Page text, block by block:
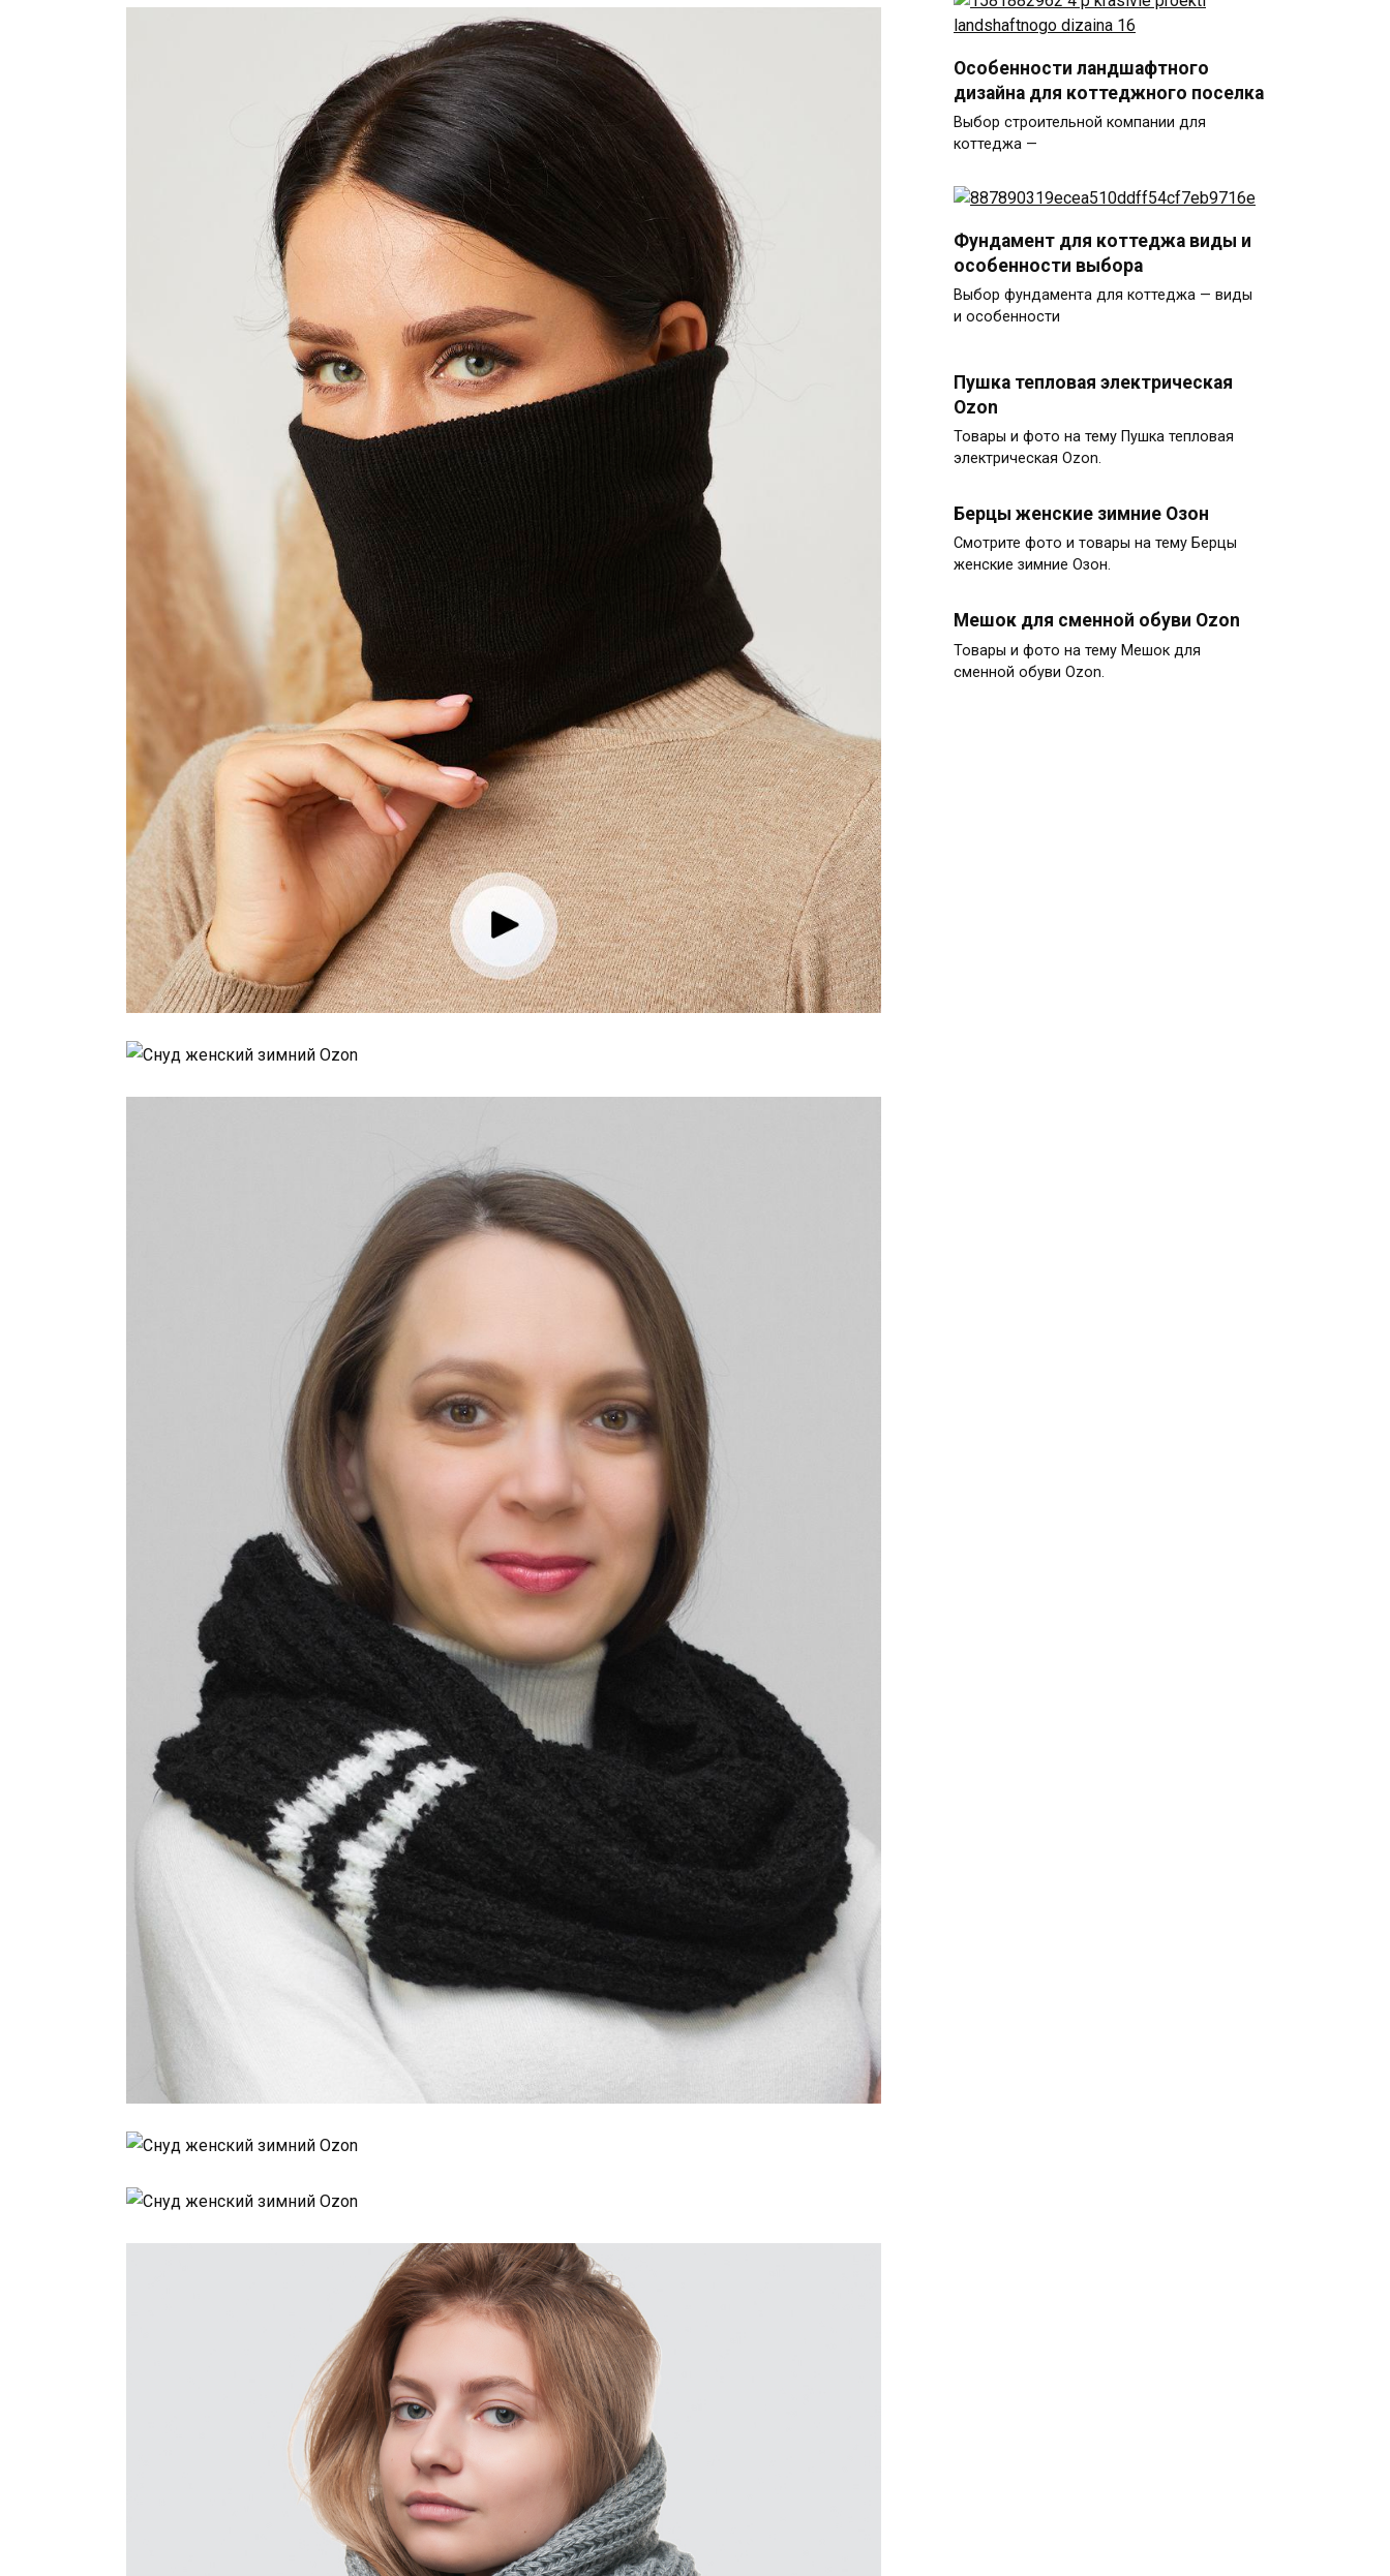
Особенности ландшафтного
дизайна для коттеджного поселка
Выбор строительной компании для
коттеджа —
Фундамент для коттеджа виды и
особенности выбора
Выбор фундамента для коттеджа — виды
и особенности
Пушка тепловая электрическая
Ozon
Товары и фото на тему Пушка тепловая
электрическая Ozon.
Берцы женские зимние Озон
Смотрите фото и товары на тему Берцы
женские зимние Озон.
Мешок для сменной обуви Ozon
Товары и фото на тему Мешок для
сменной обуви Ozon.